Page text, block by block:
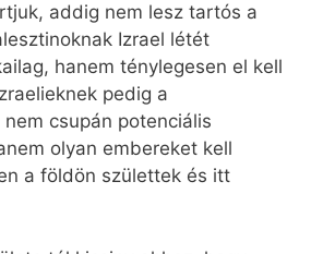
addig nem lesz tartós a
Izrael létét
hanem ténylegesen el kell
pedig a
csupán potenciális
olyan embereket kell
a földön születtek és itt